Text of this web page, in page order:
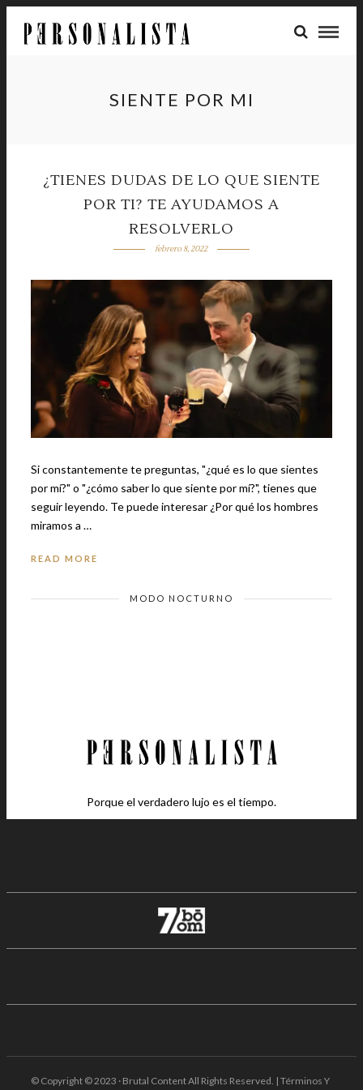
SIENTE POR MI
¿TIENES DUDAS DE LO QUE SIENTE
POR TI? TE AYUDAMOS A
RESOLVERLO
febrero 8, 2022
Si constantemente te preguntas, "¿qué es lo que sientes
por mí?" o "¿cómo saber lo que siente por mí?", tienes que
seguir leyendo. Te puede interesar ¿Por qué los hombres
miramos a …
READ MORE
MODO NOCTURNO
Porque el verdadero lujo es el tiempo.
© Copyright © 2023 · Brutal Content All Rights Reserved. | Términos Y